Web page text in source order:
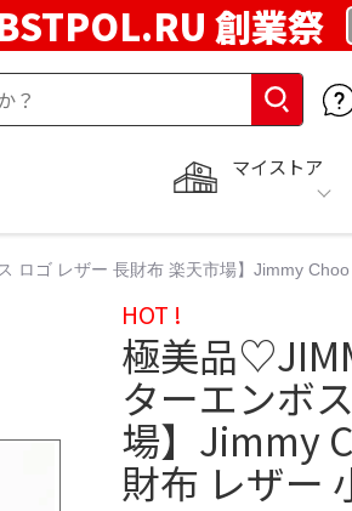
創業祭
マイストア
ロゴ レザー 長財布 楽天市場】Jimmy
HOT !
極美品
ターエンボ
場】Jimmy
財布 レザー